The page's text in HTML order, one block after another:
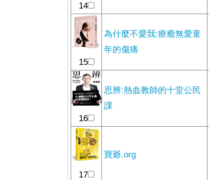
14
15
為什麼不愛我:療癒無愛童
年的傷痛
16
思辨:熱血教師的十堂公民
課
17
寶爺.org